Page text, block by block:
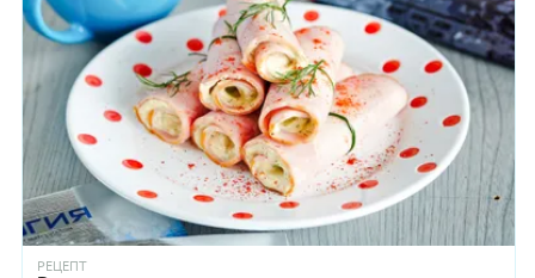
РЕЦЕПТ